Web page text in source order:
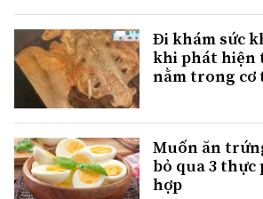
Đi khám sức
khi phát hiện
nằm trong cơ
Muốn ăn
bỏ qua 3 thực
hợp